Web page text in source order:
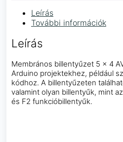
Leírás
További információk
Leírás
Membrános billentyűzet 5 × 4
Arduino projektekhez, például
kódhoz. A billentyűzeten
valamint olyan billentyűk, mint az
és F2 funkcióbillentyűk.